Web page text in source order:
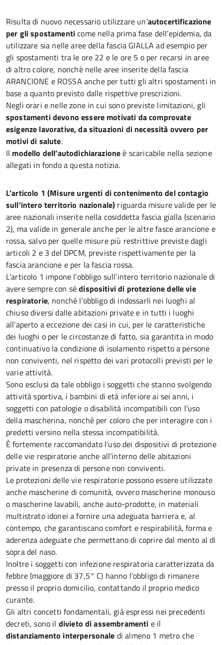
Risulta di nuovo necessario utilizzare un’autocertificazione
per gli spostamenticome nella prima fase dell’epidemia, da
utilizzare sia nelle aree della fascia GIALLA ad esempio per
gli spostamenti tra le ore 22 e le ore 5 o per recarsi in aree
di altro colore, nonchè nelle aree inserite della fascia
ARANCIONE e ROSSA anche per tutti gli altri spostamenti in
base a quanto previsto dalle rispettive prescrizioni.
Negli orari e nelle zone in cui sono previste limitazioni, gli
spostamenti devono essere motivati da comprovate
esigenze lavorative, da situazioni di necessità ovvero per
motivi di salute.
Il modello dell’autodichiarazioneè scaricabile nella sezione
allegati in fondo a questa notizia.
L’articolo 1 (Misure urgenti di contenimento del contagio
sull’intero territorio nazionale) riguarda misure valide per le
aree nazionali inserite nella cosiddetta fascia gialla (scenario
2), ma valide in generale anche per le altre fasce arancione e
rossa, salvo per quelle misure più restrittive previste dagli
articoli 2 e 3 del DPCM, previste rispettivamente per la
fascia arancione e per la fascia rossa.
L’articolo 1 impone l’obbligo sull’intero territorio nazionale di
avere sempre con sédispositivi di protezione delle vie
respiratorie, nonché l’obbligo di indossarli nei luoghi al
chiuso diversi dalle abitazioni private e in tutti i luoghi
all’aperto a eccezione dei casi in cui, per le caratteristiche
dei luoghi o per le circostanze di fatto, sia garantita in modo
continuativo la condizione di isolamento rispetto a persone
non conviventi, nel rispetto dei vari protocolli previsti per le
varie attività.
Sono esclusi da tale obbligo i soggetti che stanno svolgendo
attività sportiva, i bambini di età inferiore ai sei anni, i
soggetti con patologie o disabilità incompatibili con l’uso
della mascherina, nonché per coloro che per interagire con i
predetti versino nella stessa incompatibilità.
È fortemente raccomandato l’uso dei dispositivi di protezione
delle vie respiratorie anche all’interno delle abitazioni
private in presenza di persone non conviventi.
Le protezioni delle vie respiratorie possono essere utilizzate
anche mascherine di comunità, ovvero mascherine monouso
o mascherine lavabili, anche auto-prodotte, in materiali
multistrato idonei a fornire una adeguata barriera e, al
contempo, che garantiscano comfort e respirabilità, forma e
aderenza adeguate che permettano di coprire dal mento al di
sopra del naso.
Inoltre i soggetti con infezione respiratoria caratterizzata da
febbre (maggiore di 37,5° C) hanno l’obbligo di rimanere
presso il proprio domicilio, contattando il proprio medico
curante.
Gli altri concetti fondamentali, già espressi nei precedenti
decreti, sono il divieto di assembramenti e il
distanziamento interpersonale di almeno 1 metro che